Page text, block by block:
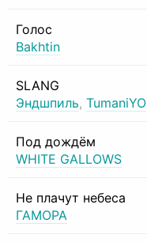
Голос
Bakhtin
SLANG
Эндшпиль, TumaniYO
Под дождём
WHITE GALLOWS
Не плачут небеса
ГАМОРА